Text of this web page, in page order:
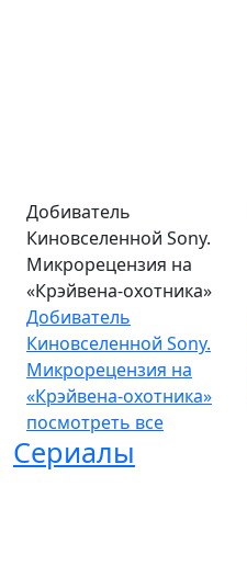
Добиватель
Киновселенной Sony.
Микрорецензия на
«Крэйвена-охотника»
Добиватель
Киновселенной Sony.
Микрорецензия на
«Крэйвена-охотника»
посмотреть все
Сериалы